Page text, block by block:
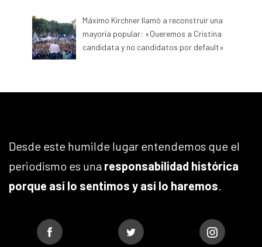
Máximo Kirchner llamó a reconstruir una
mayoría popular: «Queremos a Cristina
candidata y no candidatos por default»
Desde este humilde lugar entendemos que el
periodismo es una responsabilidad histórica
porque así lo sentimos y así lo haremos.